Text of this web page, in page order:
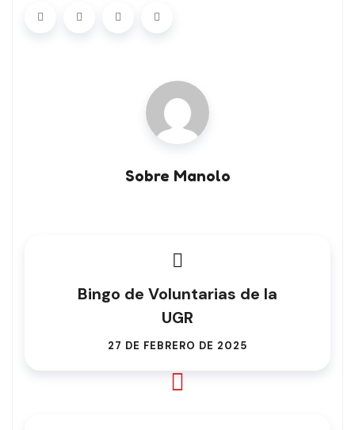
Sobre Manolo
Bingo de Voluntarias de la
UGR
27 DE FEBRERO DE 2025